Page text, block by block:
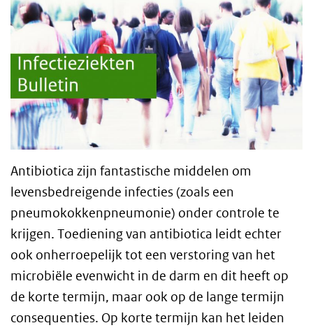
Antibiotica zijn fantastische middelen om
levensbedreigende infecties (zoals een
pneumokokkenpneumonie) onder controle te
krijgen. Toediening van antibiotica leidt echter
ook onherroepelijk tot een verstoring van het
microbiële evenwicht in de darm en dit heeft op
de korte termijn, maar ook op de lange termijn
consequenties. Op korte termijn kan het leiden